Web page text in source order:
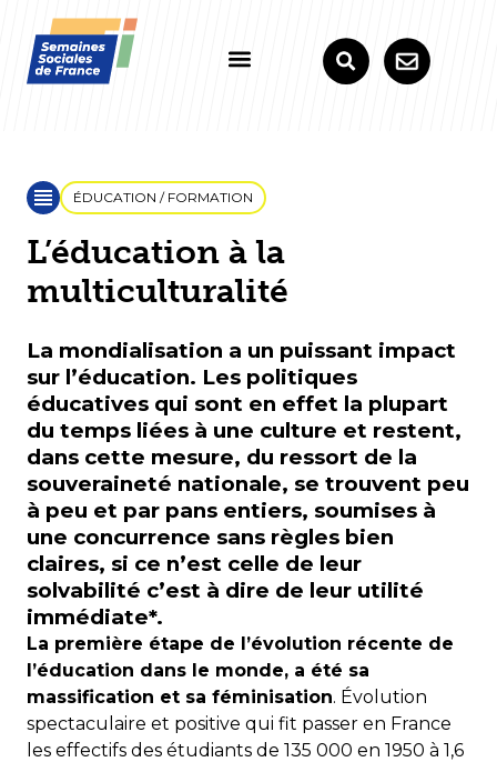
ÉDUCATION / FORMATION
L’éducation à la
multiculturalité
La mondialisation a un puissant impact
sur l’éducation. Les politiques
éducatives qui sont en effet la plupart
du temps liées à une culture et restent,
dans cette mesure, du ressort de la
souveraineté nationale, se trouvent peu
à peu et par pans entiers, soumises à
une concurrence sans règles bien
claires, si ce n’est celle de leur
solvabilité c’est à dire de leur utilité
immédiate*.
La première étape de l’évolution récente de
l’éducation dans le monde, a été sa
massification et sa féminisation. Évolution
spectaculaire et positive qui fit passer en France
les effectifs des étudiants de 135 000 en 1950 à 1,6